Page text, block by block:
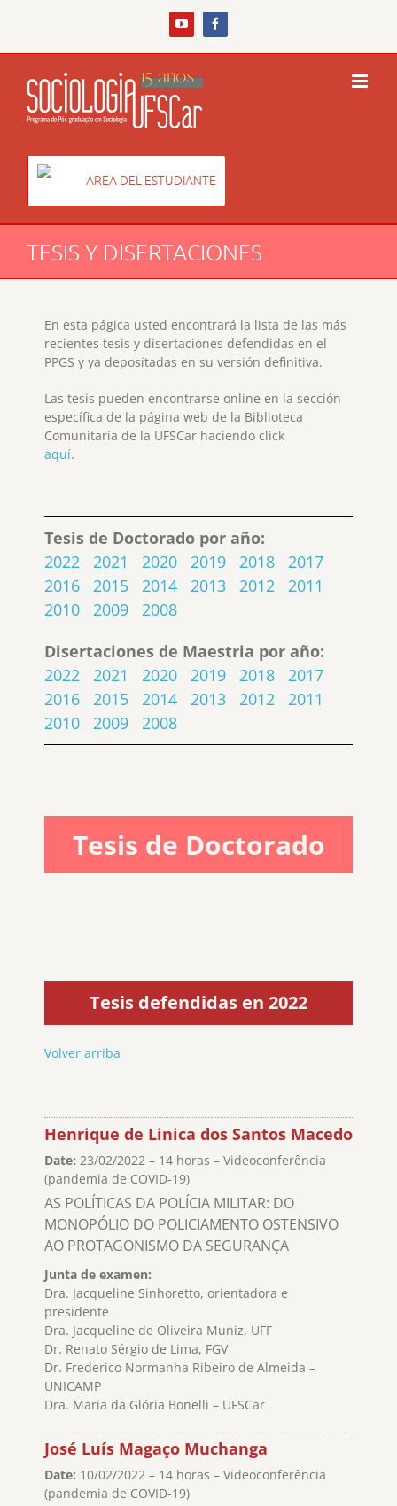
YouTubeFacebook
AREA DEL ESTUDIANTE
TESIS Y DISERTACIONES
En esta págica usted encontrará la lista de las más
recientes tesis y disertaciones defendidas en el
PPGS y ya depositadas en su versión definitiva.
Las tesis pueden encontrarse online en la sección
específica de la página web de la Biblioteca
Comunitaria de la UFSCar haciendo click
aquí.
Tesis de Doctorado por año:
2022
2021 2020 2019 2018
2017
2016
2015 2014 2013 2012
2011
2010
2009
2008
Disertaciones de Maestria por año:
2022
2021 2020 2019 2018
2017
2016
2015 2014 2013 2012
2011
2010
2009 2008
Tesis de Doctorado
Tesis defendidas en 2022
Volver arriba
Henrique de Linica dos Santos Macedo
Date: 23/02/2022 – 14 horas – Videoconferência
(pandemia de COVID-19)
AS POLÍTICAS DA POLÍCIA MILITAR: DO
MONOPÓLIO DO POLICIAMENTO OSTENSIVO
AO PROTAGONISMO DA SEGURANÇA
Junta de examen:
Dra. Jacqueline Sinhoretto, orientadora e
presidente
Dra. Jacqueline de Oliveira Muniz, UFF
Dr. Renato Sérgio de Lima, FGV
Dr. Frederico Normanha Ribeiro de Almeida –
UNICAMP
Dra. Maria da Glória Bonelli – UFSCar
José Luís Magaço Muchanga
Date: 10/02/2022 – 14 horas – Videoconferência
(pandemia de COVID-19)